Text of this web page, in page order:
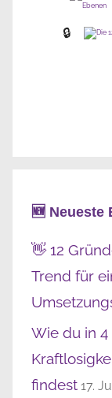
🔒
🆕 Neueste
👋 12
Trend für
Wie du in 4
findest 17.